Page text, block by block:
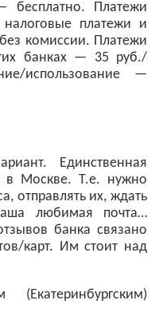
бесплатно. Платежи
платежи и
комиссии. Платежи
банках — 35 руб./
использование —
Единственная
в Москве. Т.е. нужно
отправлять их, ждать
любимая почта…
банка связано
карт. Им стоит над